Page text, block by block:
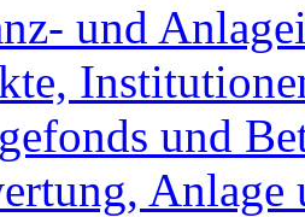
und
und
Anlage